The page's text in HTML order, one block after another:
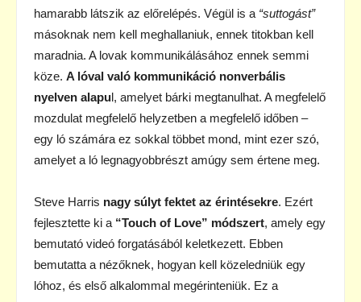
hamarabb látszik az előrelépés. Végül is a “suttogást”
másoknak nem kell meghallaniuk, ennek titokban kell
maradnia. A lovak kommunikálásához ennek semmi
köze. A lóval való kommunikáció nonverbális
nyelven alapul, amelyet bárki megtanulhat. A megfelelő
mozdulat megfelelő helyzetben a megfelelő időben –
egy ló számára ez sokkal többet mond, mint ezer szó,
amelyet a ló legnagyobbrészt amúgy sem értene meg.
Steve Harris nagy súlyt fektet az érintésekre. Ezért
fejlesztette ki a “Touch of Love” módszert, amely egy
bemutató videó forgatásából keletkezett. Ebben
bemutatta a nézőknek, hogyan kell közeledniük egy
lóhoz, és első alkalommal megérinteniük. Ez a